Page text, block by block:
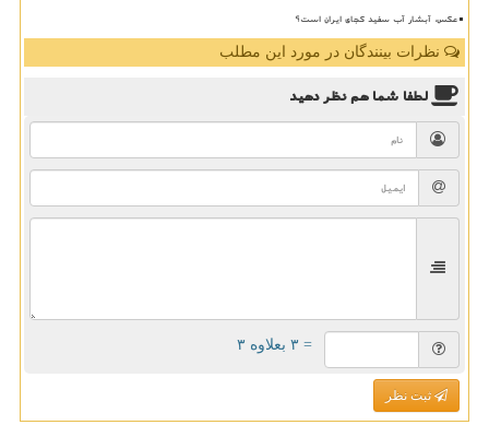
عکس، آبشار آب سفید کجای ایران است؟
نظرات بینندگان در مورد این مطلب
لطفا شما همنظر دهید
= ۳ بعلاوه ۳
ثبت نظر